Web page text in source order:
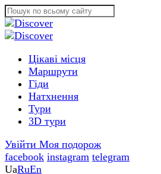
Цікаві місця
Маршрути
Гіди
Натхнення
Тури
3D тури
Увійти Моя подорож
facebook instagram telegram
UaRuEn